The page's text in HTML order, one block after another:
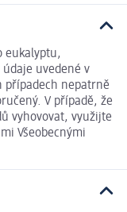
eukalyptu,
údaje uvedené v
případech nepatrně
V případě, že
vyhovovat, využijte
Všeobecnými